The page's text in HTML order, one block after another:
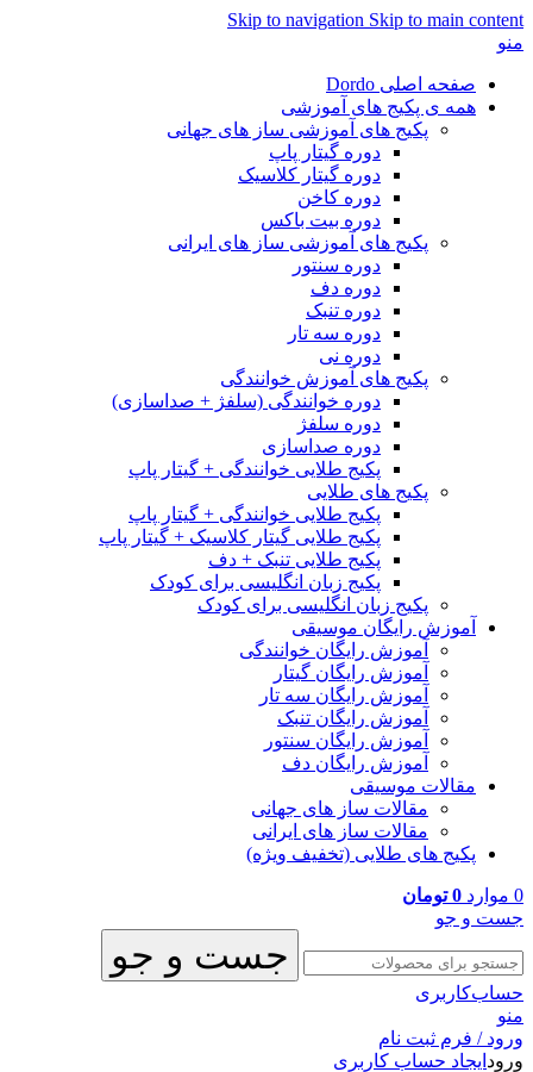
Skip to navigation Skip to main content
منو
صفحه اصلی Dordo
همه ی پکیج های آموزشی
پکیج های آموزشی ساز های جهانی
دوره گیتار پاپ
دوره گیتار کلاسیک
دوره کاخن
دوره بیت باکس
پکیج های آموزشی ساز های ایرانی
دوره سنتور
دوره دف
دوره تنبک
دوره سه تار
دوره نی
پکیج های آموزش خوانندگی
دوره خوانندگی (سلفژ + صداسازی)
دوره سلفژ
دوره صداسازی
پکیج طلایی خوانندگی + گیتار پاپ
پکیج های طلایی
پکیج طلایی خوانندگی + گیتار پاپ
پکیج طلایی گیتار کلاسیک + گیتار پاپ
پکیج طلایی تنبک + دف
پکیج زبان انگلیسی برای کودک
پکیج زبان انگلیسی برای کودک
آموزش رایگان موسیقی
آموزش رایگان خوانندگی
آموزش رایگان گیتار
آموزش رایگان سه تار
آموزش رایگان تنبک
آموزش رایگان سنتور
آموزش رایگان دف
مقالات موسیقی
مقالات ساز های جهانی
مقالات ساز های ایرانی
پکیج های طلایی (تخفیف ویژه)
0 موارد 0 تومان
جست و جو
جست و جو
حساب‌کاربری
منو
ورود / فرم ثبت نام
ورود ایجاد حساب کاربری